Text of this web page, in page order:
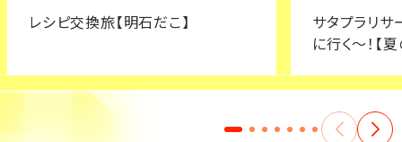
レシピ交換旅【明石だこ】
サタプラリ
に行く～！【